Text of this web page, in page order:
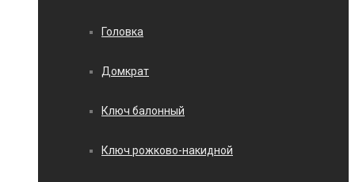
Головка
Домкрат
Ключ балонный
Ключ рожково-накидной